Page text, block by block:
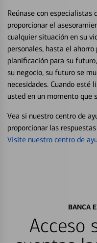
Reúnase con especialistas
proporcionar el
cualquier situación en su
personales, hasta el
planificación para su
su negocio, su futuro se
necesidades. Cuando esté
usted en un momento que
Vea si nuestro centro de
proporcionar las
Visite nuestro centro de
BANCA
Acceso